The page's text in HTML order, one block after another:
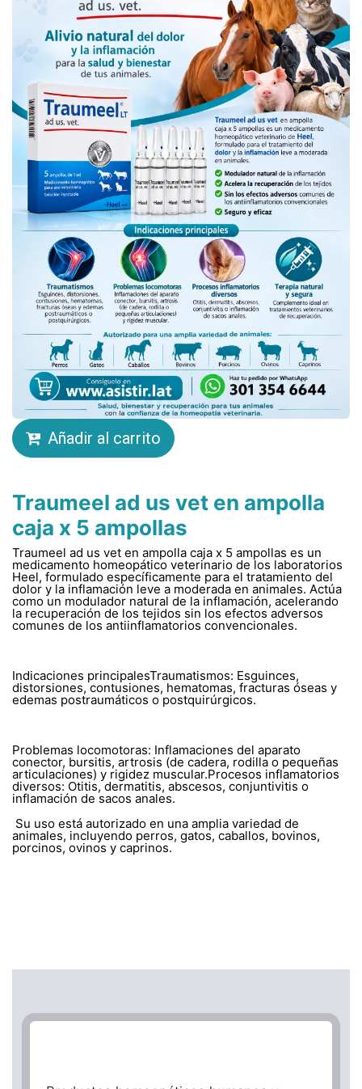
Añadir al carrito
Traumeel ad us vet en ampolla
caja x 5 ampollas
Traumeel ad us vet en ampolla caja x 5 ampollas es un
medicamento homeopático veterinario de los laboratorios
Heel, formulado específicamente para el tratamiento del
dolor y la inflamación leve a moderada en animales. Actúa
como un modulador natural de la inflamación, acelerando
la recuperación de los tejidos sin los efectos adversos
comunes de los antiinflamatorios convencionales.
Indicaciones principalesTraumatismos: Esguinces,
distorsiones, contusiones, hematomas, fracturas óseas y
edemas postraumáticos o postquirúrgicos.
Problemas locomotoras: Inflamaciones del aparato
conector, bursitis, artrosis (de cadera, rodilla o pequeñas
articulaciones) y rigidez muscular.Procesos inflamatorios
diversos: Otitis, dermatitis, abscesos, conjuntivitis o
inflamación de sacos anales.
Su uso está autorizado en una amplia variedad de
animales, incluyendo perros, gatos, caballos, bovinos,
porcinos, ovinos y caprinos.